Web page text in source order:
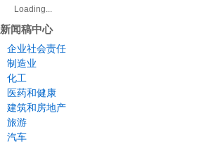
Loading...
新闻稿中心
企业社会责任
制造业
化工
医药和健康
建筑和房地产
旅游
汽车